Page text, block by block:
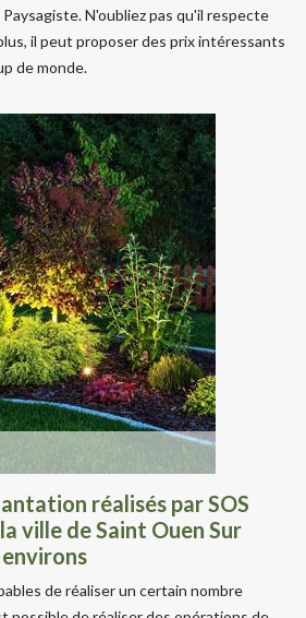
N'oubliez pas qu'il respecte
il peut proposer des prix intéressants
de monde.
réalisés par SOS
ville de Saint Ouen Sur
de réaliser un certain nombre